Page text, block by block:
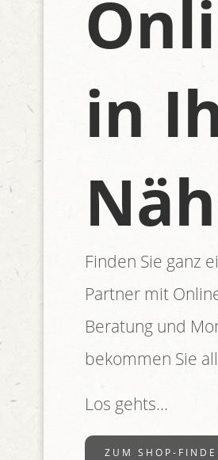
in
Finden Sie ganz
Partner mit
Beratung und
bekommen Sie
Los gehts...
ZUM SHOP-